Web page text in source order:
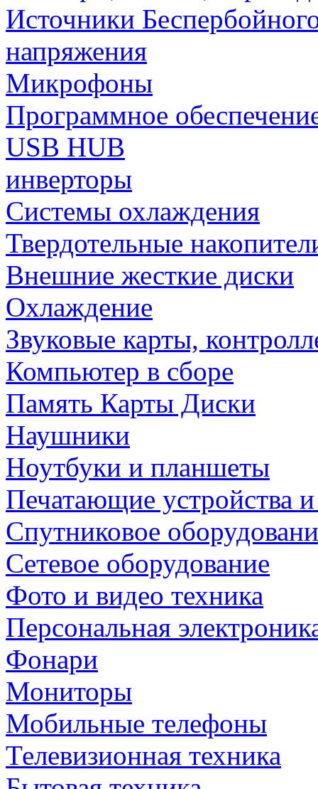
Источники
напряжения
Микрофоны
Программное
USB HUB
инверторы
Системы охлаждения
Твердотельные
Внешние жесткие диски
Охлаждение
Звуковые карты,
Компьютер в сборе
Память Карты Диски
Наушники
Ноутбуки и планшеты
Печатающие устройства
Спутниковое
Сетевое оборудование
Фото и видео техника
Персональная
Фонари
Мониторы
Мобильные телефоны
Телевизионная техника